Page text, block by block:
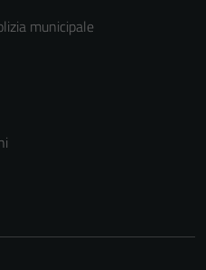
municipale